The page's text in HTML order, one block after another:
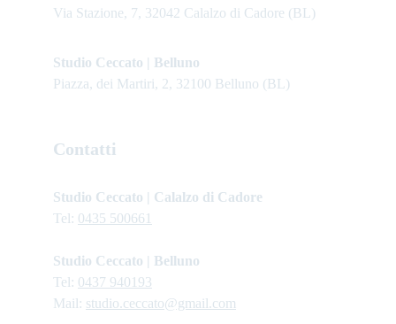
Via Stazione, 7, 32042 Calalzo di Cadore (BL)
Studio Ceccato | Belluno
Piazza, dei Martiri, 2, 32100 Belluno (BL)
Contatti
Studio Ceccato | Calalzo di Cadore
Tel: 0435 500661
Studio Ceccato | Belluno
Tel: 0437 940193
Mail: studio.ceccato@gmail.com